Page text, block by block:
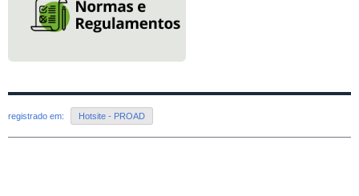
registrado em: Hotsite - PROAD